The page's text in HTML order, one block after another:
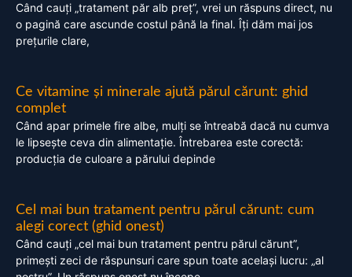
Când cauți „tratament păr alb preț”, vrei un răspuns direct, nu
o pagină care ascunde costul până la final. Îți dăm mai jos
prețurile clare,
Ce vitamine și minerale ajută părul cărunt: ghid
complet
Când apar primele fire albe, mulți se întreabă dacă nu cumva
le lipsește ceva din alimentație. Întrebarea este corectă:
producția de culoare a părului depinde
Cel mai bun tratament pentru părul cărunt: cum
alegi corect (ghid onest)
Când cauți „cel mai bun tratament pentru părul cărunt”,
primești zeci de răspunsuri care spun toate același lucru: „al